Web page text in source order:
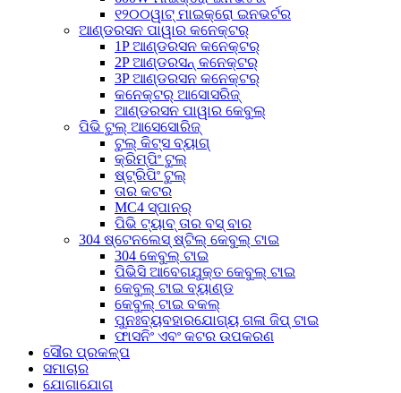
୧୨୦୦ୱାଟ୍ ମାଇକ୍ରୋ ଇନଭର୍ଟର
ଆଣ୍ଡରସନ ପାୱାର କନେକ୍ଟର୍
1P ଆଣ୍ଡରସନ କନେକ୍ଟର୍
2P ଆଣ୍ଡରସନ୍ କନେକ୍ଟର୍
3P ଆଣ୍ଡରସନ କନେକ୍ଟର୍
କନେକ୍ଟର୍ ଆସୋସରିଜ୍
ଆଣ୍ଡରସନ ପାୱାର କେବୁଲ୍
ପିଭି ଟୁଲ୍ ଆସେସୋରିଜ୍
ଟୁଲ୍ କିଟ୍ସ ବ୍ୟାଗ୍
କ୍ରିମ୍ପିଂ ଟୁଲ୍
ଷ୍ଟ୍ରିପିଂ ଟୁଲ୍
ତାର କଟର
MC4 ସ୍ପାନର୍
ପିଭି ଟ୍ୟାବ୍ ତାର ବସ୍ ବାର
304 ଷ୍ଟେନଲେସ୍ ଷ୍ଟିଲ୍ କେବୁଲ୍ ଟାଇ
304 କେବୁଲ୍ ଟାଇ
ପିଭିସି ଆବେଗଯୁକ୍ତ କେବୁଲ୍ ଟାଇ
କେବୁଲ୍ ଟାଇ ବ୍ୟାଣ୍ଡ
କେବୁଲ୍ ଟାଇ ବକଲ୍
ପୁନଃବ୍ୟବହାରଯୋଗ୍ୟ ଗଳା ଜିପ୍ ଟାଇ
ଫାସନିଂ ଏବଂ କଟର ଉପକରଣ
ସୌର ପ୍ରକଳ୍ପ
ସମାଚାର
ଯୋଗାଯୋଗ